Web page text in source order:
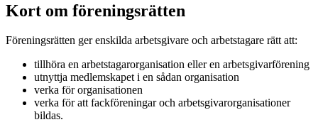
Kort om föreningsrätten
Föreningsrätten ger enskilda arbetsgivare och arbetstagare rätt att:
tillhöra en arbetstagarorganisation eller en arbetsgivarförening
utnyttja medlemskapet i en sådan organisation
verka för organisationen
verka för att fackföreningar och arbetsgivarorganisationer
bildas.